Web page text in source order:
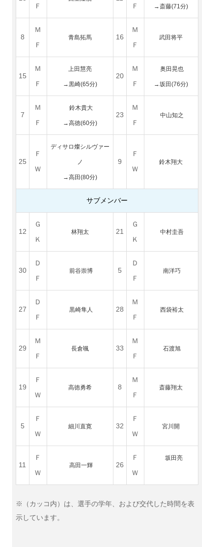
Ｆ
Ｆ
→斎藤(71分)
8
Ｍ
Ｆ
青島拓馬 16
Ｍ
Ｆ
武田将平
15
Ｍ
Ｆ
上田慧亮
→黒崎(65分)
20
Ｍ
Ｆ
奥田晃也
→坂田(76分)
7
Ｍ
Ｆ
鈴木貴大
→高徳(60分)
23
Ｍ
Ｆ
中山知之
25
Ｆ
Ｗ
ディサロ燦シルヴァー
ノ
→高田(80分)
9
Ｆ
Ｗ
鈴木翔大
サブメンバー
12
Ｇ
Ｋ
林翔太 21
Ｇ
Ｋ
中村圭吾
30
Ｄ
Ｆ
前谷崇博 5
Ｄ
Ｆ
南洋巧
27
Ｄ
Ｆ
黒崎隼人 28
Ｍ
Ｆ
西袋裕太
29
Ｍ
Ｆ
長倉颯 33
Ｍ
Ｆ
石渡旭
19
Ｆ
Ｗ
高徳勇希 8
Ｍ
Ｆ
斎藤翔太
5
Ｆ
Ｗ
細川直寛 32
Ｆ
Ｗ
宮川開
11
Ｆ
Ｗ
高田一輝 26
Ｆ
Ｗ
坂田亮
※（カッコ内）は、選手の学年、および交代した時間を表
示しています。